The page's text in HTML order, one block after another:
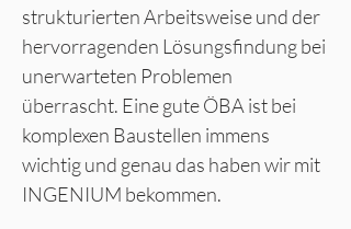
strukturierten Arbeitsweise und der
hervorragenden Lösungsfindung bei
unerwarteten Problemen
überrascht. Eine gute ÖBA ist bei
komplexen Baustellen immens
wichtig und genau das haben wir mit
INGENIUM bekommen.